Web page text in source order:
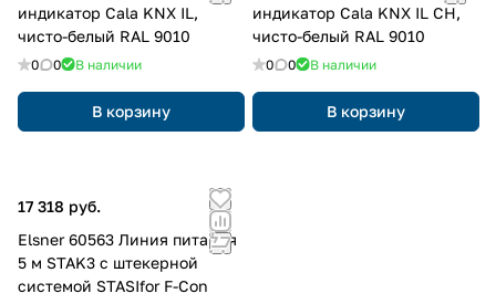
индикатор Cala KNX IL,
чисто-белый RAL 9010
0 0 В наличии
В корзину
индикатор Cala KNX IL CH,
чисто-белый RAL 9010
0 0 В наличии
В корзину
17 318 руб.
Elsner 60563 Линия питания
5 м STAK3 с штекерной
системой STASIfor F-Con